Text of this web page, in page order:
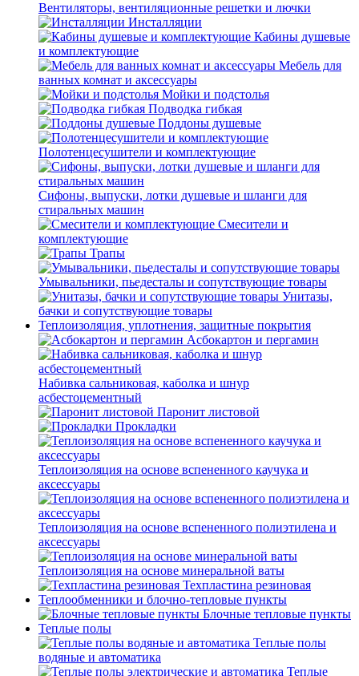
Вентиляторы, вентиляционные решетки и лючки
Инсталляции
Кабины душевые
и комплектующие
Мебель для
ванных комнат и аксессуары
Мойки и подстолья
Подводка гибкая
Поддоны душевые
Полотенцесушители и комплектующие
Сифоны, выпуски, лотки душевые и шланги для
стиральных машин
Смесители и
комплектующие
Трапы
Умывальники, пьедесталы и сопутствующие товары
Унитазы,
бачки и сопутствующие товары
Теплоизоляция, уплотнения, защитные покрытия
Асбокартон и пергамин
Набивка сальниковая, каболка и шнур
асбестоцементный
Паронит листовой
Прокладки
Теплоизоляция на основе вспененного каучука и
аксессуары
Теплоизоляция на основе вспененного полиэтилена и
аксессуары
Теплоизоляция на основе минеральной ваты
Техпластина резиновая
Теплообменники и блочно-тепловые пункты
Блочные тепловые пункты
Теплые полы
Теплые полы
водяные и автоматика
Теплые